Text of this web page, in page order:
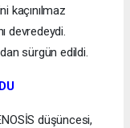
kaçınılmaz
devredeydi.
sürgün edildi.
düşüncesi,